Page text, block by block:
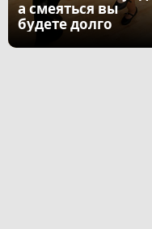
а смеяться вы
будете долго